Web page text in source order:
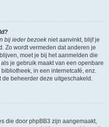
bij ieder bezoekniet aanvinkt, blijf je
Zo wordt vermeden dat anderen je
moet je bij het aanmelden die
je gebruik maakt van een openbare
in een internetcafé, enz.
beheerder deze uitgeschakeld.
die door phpBB3 zijn aangemaakt,